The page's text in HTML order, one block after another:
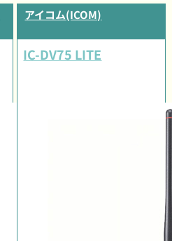
アイコム(ICOM)
IC-DV75 LITE